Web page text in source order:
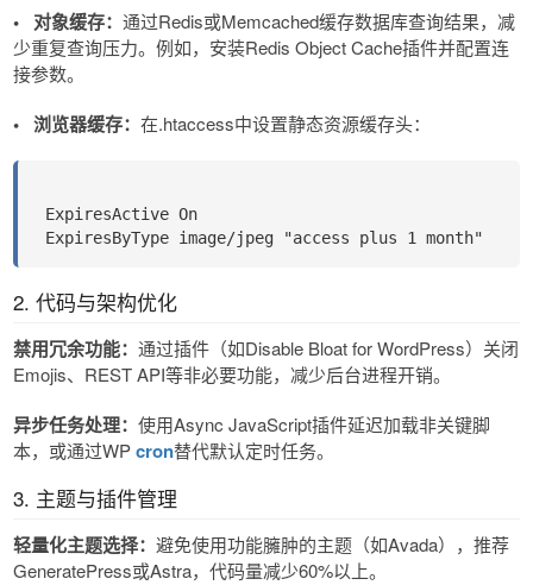
• 对象缓存​​： 通过Redis或Memcached缓存数据库查询结果，减
少重复查询压力。例如，安装Redis Object Cache插件并配置连
接参数。
• 浏览器缓存​​： 在.htaccess中设置静态资源缓存头：
ExpiresActive On
ExpiresByType image/jpeg "access plus 1 month"
2. 代码与架构优化
禁用冗余功能​​： 通过插件（如Disable Bloat for WordPress）关闭
Emojis、REST API等非必要功能，减少后台进程开销。
异步任务处理​​： 使用Async JavaScript插件延迟加载非关键脚
本，或通过WPcron替代默认定时任务。
3. 主题与插件管理
轻量化主题选择​​： 避免使用功能臃肿的主题（如Avada），推荐
GeneratePress或Astra，代码量减少60%以上。